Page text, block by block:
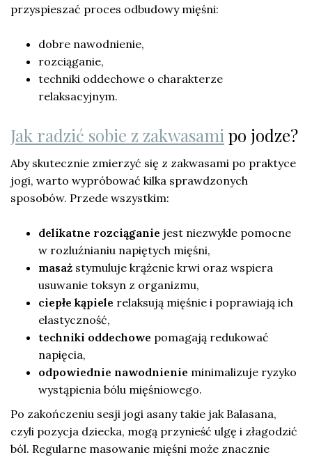
przyspieszać proces odbudowy mięśni:
dobre nawodnienie,
rozciąganie,
techniki oddechowe o charakterze
relaksacyjnym.
Jak radzić sobie z zakwasami po jodze?
Aby skutecznie zmierzyć się z zakwasami po praktyce
jogi, warto wypróbować kilka sprawdzonych
sposobów. Przede wszystkim:
delikatne rozciąganie jest niezwykle pomocne
w rozluźnianiu napiętych mięśni,
masaż stymuluje krążenie krwi oraz wspiera
usuwanie toksyn z organizmu,
ciepłe kąpiele relaksują mięśnie i poprawiają ich
elastyczność,
techniki oddechowe pomagają redukować
napięcia,
odpowiednie nawodnienie minimalizuje ryzyko
wystąpienia bólu mięśniowego.
Po zakończeniu sesji jogi asany takie jak Balasana,
czyli pozycja dziecka, mogą przynieść ulgę i złagodzić
ból. Regularne masowanie mięśni może znacznie